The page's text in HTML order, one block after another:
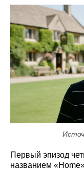
Первый эпизод
названием